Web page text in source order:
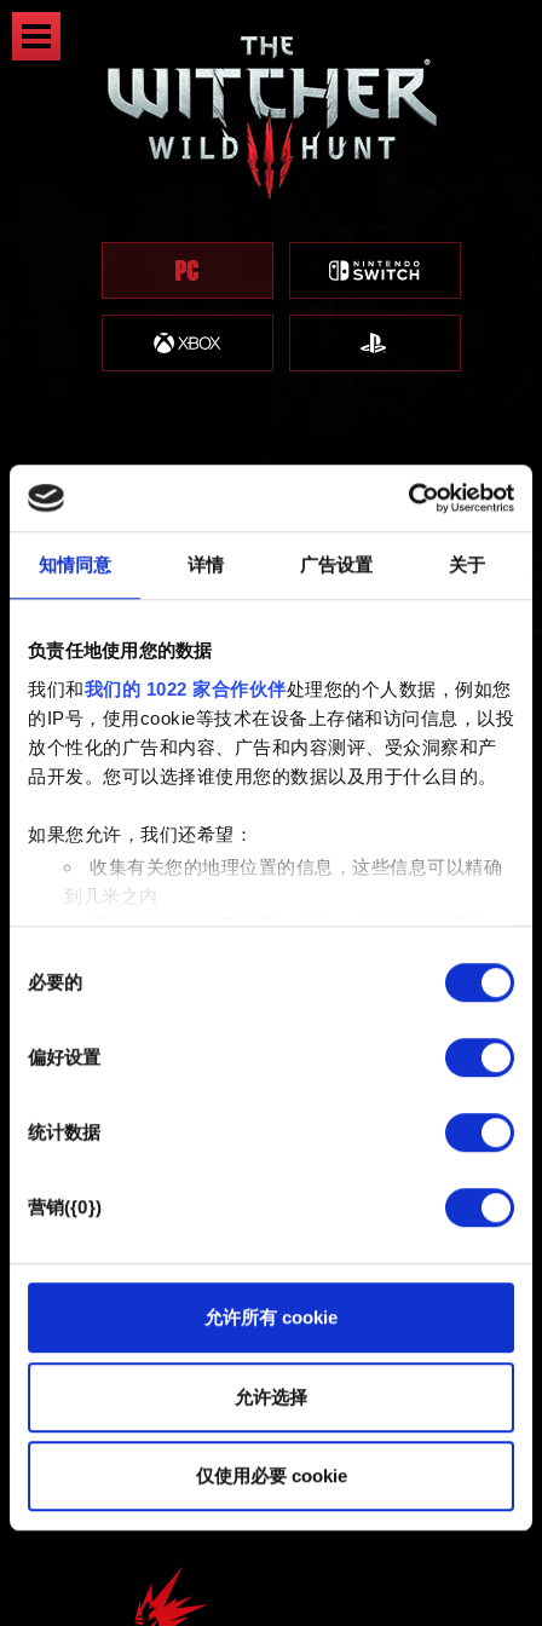
知情同意 详情 广告设置 关于
负责任地使用您的数据
我们和我们的 1022 家合作伙伴处理您的个人数据，例如您
的IP号，使用cookie等技术在设备上存储和访问信息，以投
放个性化的广告和内容、广告和内容测评、受众洞察和产
品开发。您可以选择谁使用您的数据以及用于什么目的。
如果您允许，我们还希望：
收集有关您的地理位置的信息，这些信息可以精确
到几米之内
通过主动扫描特定特征（指纹）来识别您的设备
查找有关您的个人数据如何处理的更多信息，
并设置您的首选项。您可随时从Cookie声明中更改或撤回
部分需要使用 Cookies 的是为了让网站功能可用，而另一
馈，以便网站将更好地服务于您。例如帮助我们在社交媒
也可能与我们的合作伙伴分享我们的 Cookie 片段。但是，
使用所有这些非强制性的 Cookie 都需要提前获取您的许
您可以在下面的"设置"菜单中找到有关我们使用 Cookie 的
其中的内容并准备好继续，请点击"确定"。
必要的
偏好设置
统计数据
营销({0})
允许所有 cookie
允许选择
仅使用必要 cookie
《巫师 3》REDkit
我想报告一个《巫师 3》REDkit 的问题
修改了游戏内容后遇到问题
我在编辑器中遇到了画面问题
哪里有 Mod 使用教程？
《巫师 3》REDkit - 系统要求
我要反馈
用户协议